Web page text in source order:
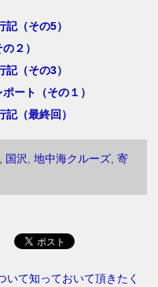
（その5）
２）
（その3）
ート（その１）
（最終回）
国沢 ,地中海クルーズ ,寄
て知っておいて頂きたく